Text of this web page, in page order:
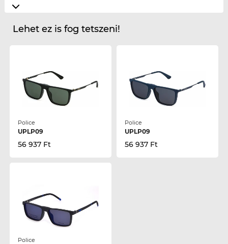
Lehet ez is fog tetszeni!
Police
UPLP09
56 937 Ft
Police
UPLP09
56 937 Ft
Police